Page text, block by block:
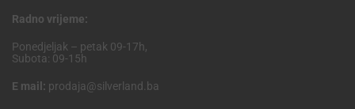
Radno vrijeme:
Ponedjeljak – petak 09-17h,
Subota: 09-15h
E mail: prodaja@silverland.ba